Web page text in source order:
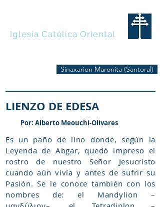
Iglesia Católica Oriental
Sinaxarion Maronita (Santoral)
LIENZO DE EDESA
Por: Alberto Meouchi-Olivares
Es un paño de lino donde, según la
Leyenda de Abgar, quedó impreso el
rostro de nuestro Señor Jesucristo
cuando aún vivía y antes de sufrir su
Pasión. Se le conoce también con los
nombres de: el Mandylion –